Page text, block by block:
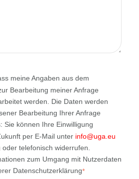
meine Angaben aus dem
Bearbeitung meiner Anfrage
werden. Die Daten werden
Bearbeitung Ihrer Anfrage
Sie können Ihre Einwilligung
per E-Mail unter info@uga.eu
telefonisch widerrufen.
zum Umgang mit Nutzerdaten
Datenschutzerklärung*